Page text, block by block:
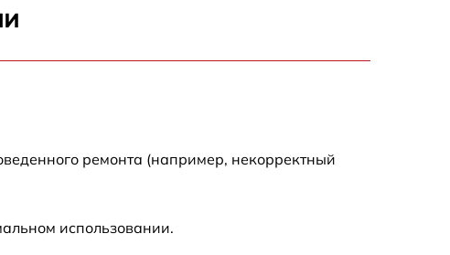
ремонта (например, некорректный
использовании.